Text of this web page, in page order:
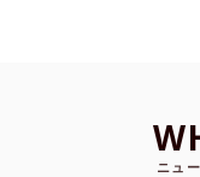
ニュ